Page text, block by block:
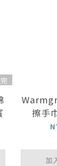
擦手
加